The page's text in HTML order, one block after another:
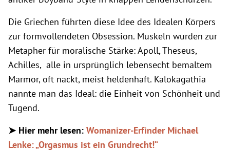
Die Griechen führten diese Idee des Idealen Körpers
zur formvollendeten Obsession. Muskeln wurden zur
Metapher für moralische Stärke: Apoll, Theseus,
Achilles, alle in ursprünglich lebensecht bemaltem
Marmor, oft nackt, meist heldenhaft. Kalokagathia
nannte man das Ideal: die Einheit von Schönheit und
Tugend.
➤ Hier mehr lesen: Womanizer-Erfinder Michael
Lenke: „Orgasmus ist ein Grundrecht!“